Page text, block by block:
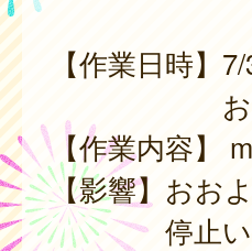
【作業日時
おおよ
【作業内容】
【影響】おお
停止いた